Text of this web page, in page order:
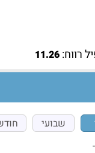
רווח: 11.26
שבועי